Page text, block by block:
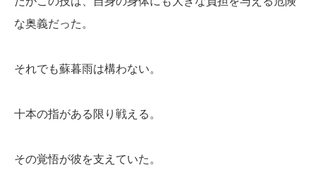
な奥義だった。
それでも蘇暮雨は構わない。
十本の指がある限り戦える。
その覚悟が彼を支えていた。